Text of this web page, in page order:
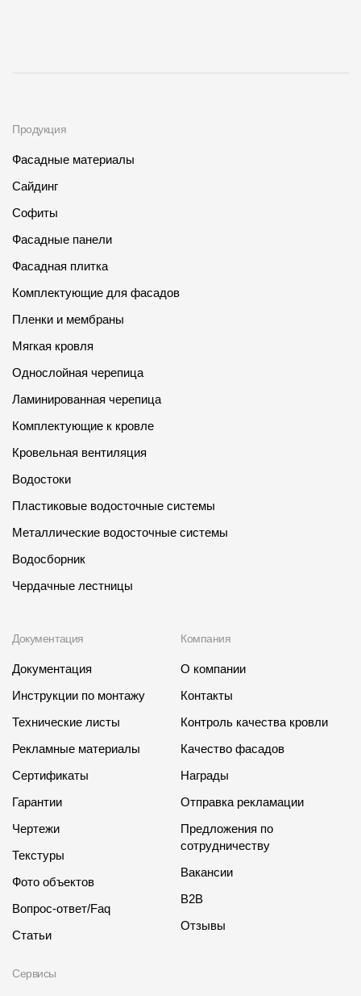
Продукция
Фасадные материалы
Сайдинг
Софиты
Фасадные панели
Фасадная плитка
Комплектующие для фасадов
Пленки и мембраны
Мягкая кровля
Однослойная черепица
Ламинированная черепица
Комплектующие к кровле
Кровельная вентиляция
Водостоки
Пластиковые водосточные системы
Металлические водосточные системы
Водосборник
Чердачные лестницы
Документация
Документация
Инструкции по монтажу
Технические листы
Рекламные материалы
Сертификаты
Гарантии
Чертежи
Текстуры
Фото объектов
Вопрос-ответ/Faq
Статьи
Сервисы
Компания
О компании
Контакты
Контроль качества кровли
Качество фасадов
Награды
Отправка рекламации
Предложения по
сотрудничеству
Вакансии
B2B
Отзывы